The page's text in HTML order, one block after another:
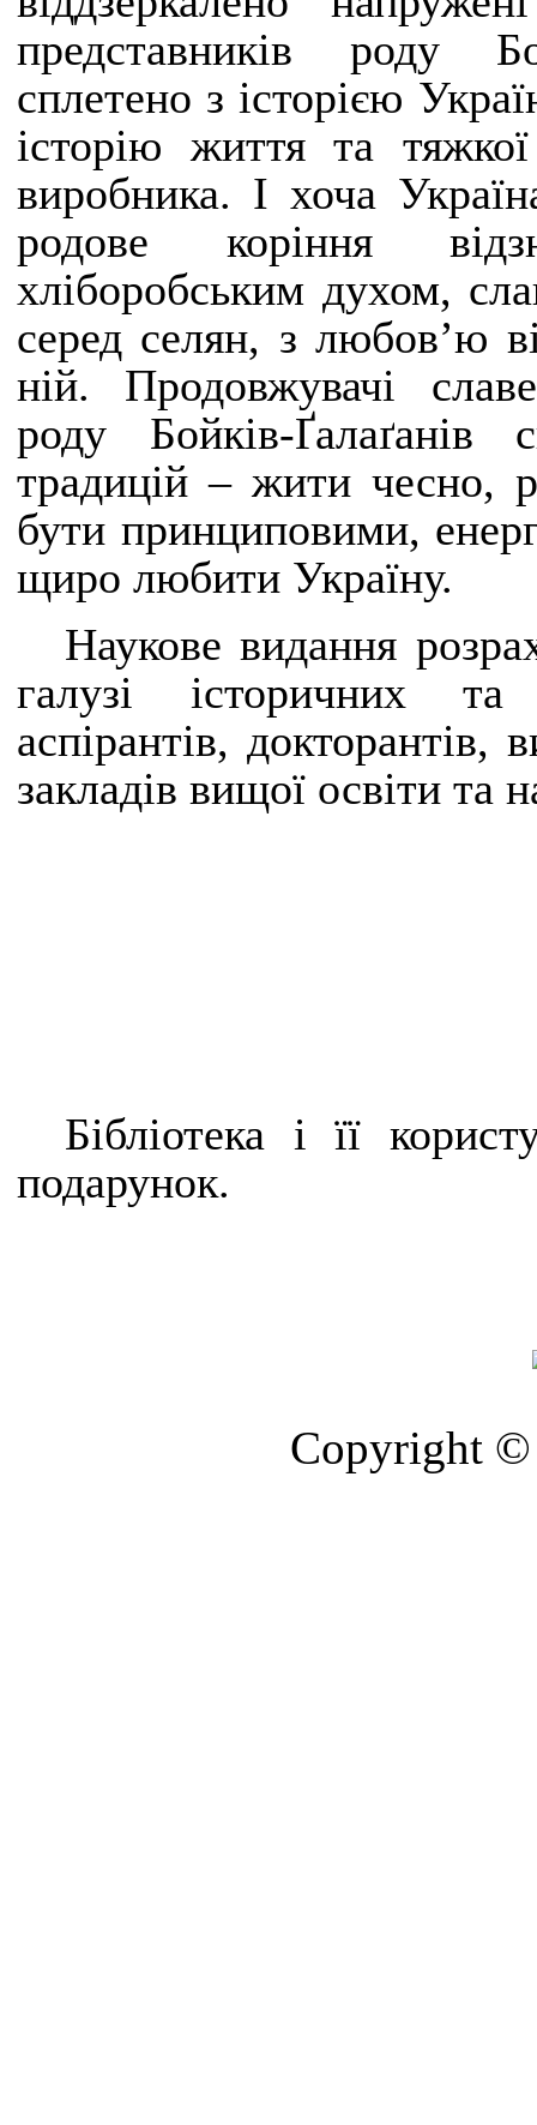
представників роду
сплетено з історією
історію життя та
виробника. І хоча
родове коріння
хліборобським духом,
серед селян, з любов’ю
ній. Продовжувачі
роду Бойків-Ґалаґанів
традицій – жити чесно,
бути принциповими,
щиро любити Україну.
Наукове видання
галузі історичних та
аспірантів, докторантів,
закладів вищої освіти та
Бібліотека і її
подарунок.
Copyright ©